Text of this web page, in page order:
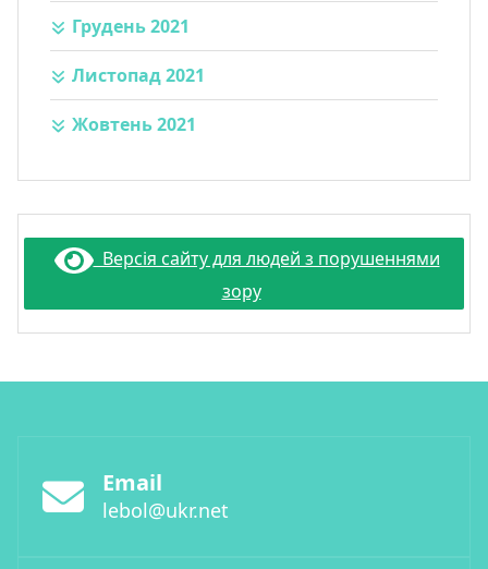
Грудень 2021
Листопад 2021
Жовтень 2021
Версія сайту для людей з порушеннями
зору
Email
lebol@ukr.net